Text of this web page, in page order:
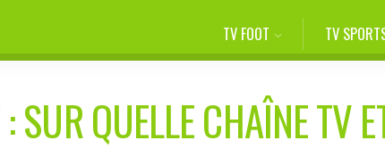
TV FOOT TV
: SUR QUELLE CHAÎNE TV